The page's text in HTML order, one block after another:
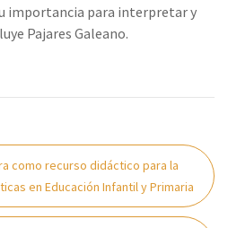
importancia para interpretar y
Pajares Galeano.
como recurso didáctico para la
en Educación Infantil y Primaria